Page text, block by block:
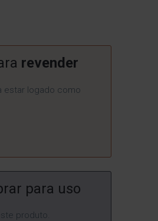
revender
estar logado como
para uso
produto.